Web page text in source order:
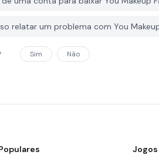
relatar um problema com You Makeup
Sim Não